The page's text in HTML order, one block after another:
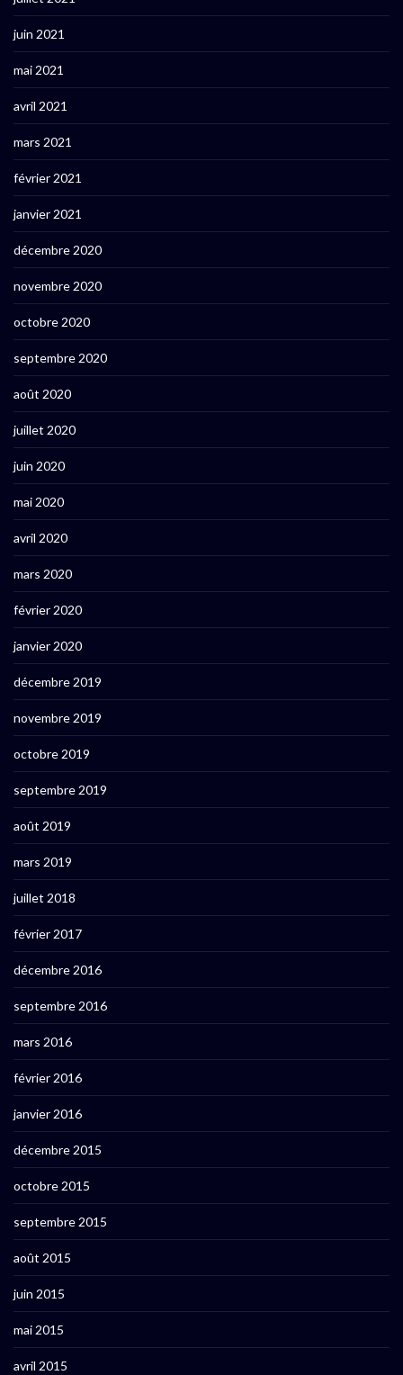
juin 2021
mai 2021
avril 2021
mars 2021
février 2021
janvier 2021
décembre 2020
novembre 2020
octobre 2020
septembre 2020
août 2020
juillet 2020
juin 2020
mai 2020
avril 2020
mars 2020
février 2020
janvier 2020
décembre 2019
novembre 2019
octobre 2019
septembre 2019
août 2019
mars 2019
juillet 2018
février 2017
décembre 2016
septembre 2016
mars 2016
février 2016
janvier 2016
décembre 2015
octobre 2015
septembre 2015
août 2015
juin 2015
mai 2015
avril 2015